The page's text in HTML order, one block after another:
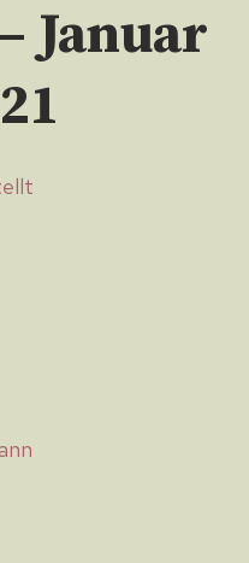
Januar